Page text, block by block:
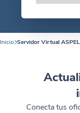
Inicio Servidor Virtual ASPEL
Conecta tus